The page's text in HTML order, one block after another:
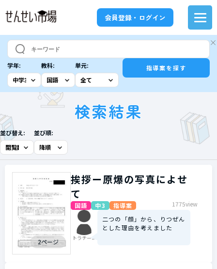
会員登録・ログイン
学年: 教科: 単元: 指導案を探す
検索結果
並び替え: 並び順:
2ページ
挨拶ー原爆の写真によせ
て
国語 中3 指導案 1775view
トラチーニ
二つの「顔」から、りつぜん
とした理由を考えました